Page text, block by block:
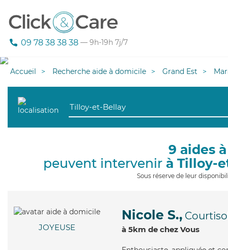
09 78 38 38 38 — 9h-19h 7j/7
Accueil Recherche aide à domicile Grand Est
9 aides
peuvent intervenir à Tilloy-
Sous réserve de leur
JOYEUSE
Nicole S.,
à 5km de chez Vous